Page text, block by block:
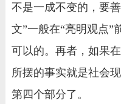
不是一成不变的，要
文”一般在“亮明观点”
可以的。再者，如果
所摆的事实就是社会
第四个部分了。